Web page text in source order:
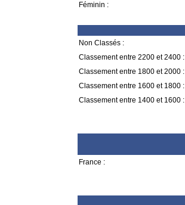
Féminin :
Non Classés :
Classement entre 2200 et 2400 :
Classement entre 1800 et 2000 :
Classement entre 1600 et 1800 :
Classement entre 1400 et 1600 :
France :